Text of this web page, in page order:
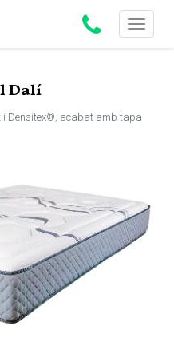
Toggle
Dalí
i Densitex®, acabat amb tapa